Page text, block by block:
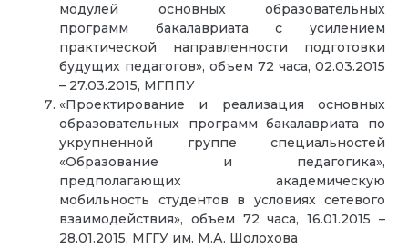
модулей основных образовательных
программ бакалавриата с усилением
практической направленности подготовки
будущих педагогов», объем 72 часа, 02.03.2015
– 27.03.2015, МГППУ
«Проектирование и реализация основных
образовательных программ бакалавриата по
укрупненной группе специальностей
«Образование и педагогика»,
предполагающих академическую
мобильность студентов в условиях сетевого
взаимодействия», объем 72 часа, 16.01.2015 –
28.01.2015, МГГУ им. М.А. Шолохова